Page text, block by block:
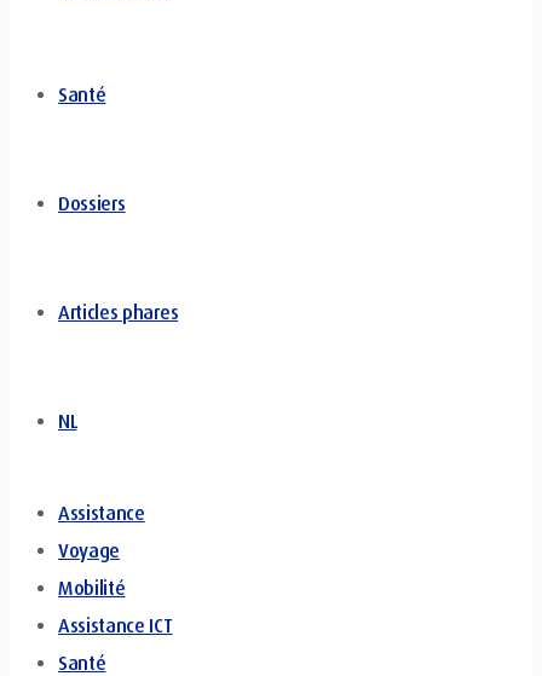
Santé
Dossiers
Articles phares
NL
Assistance
Voyage
Mobilité
Assistance ICT
Santé